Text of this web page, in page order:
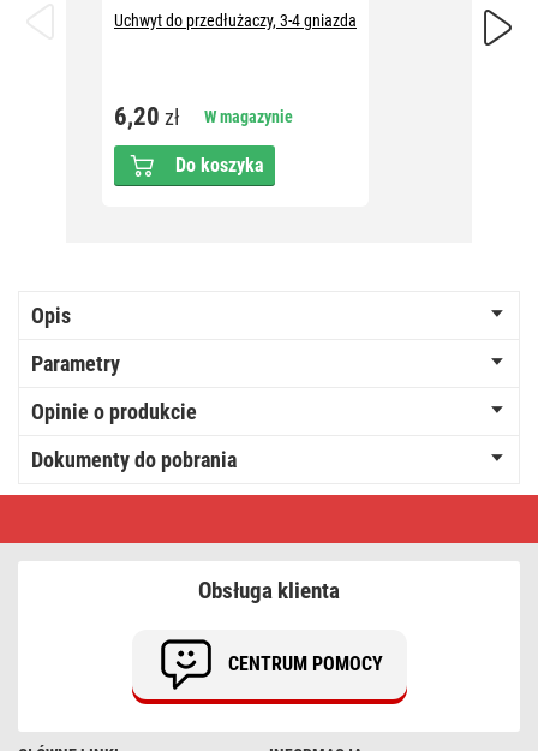
Uchwyt do przedłużaczy, 3-4 gniazda
6,20 zł W magazynie
Do koszyka
Opis
Parametry
Opinie o produkcie
Dokumenty do pobrania
Obsługa klienta
CENTRUM POMOCY